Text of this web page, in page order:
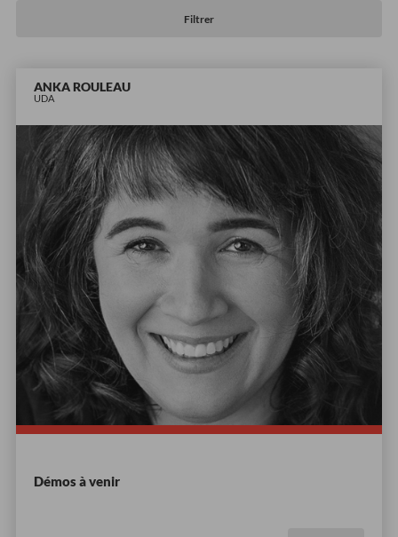
Filtrer
ANKA ROULEAU
UDA
Démos à venir